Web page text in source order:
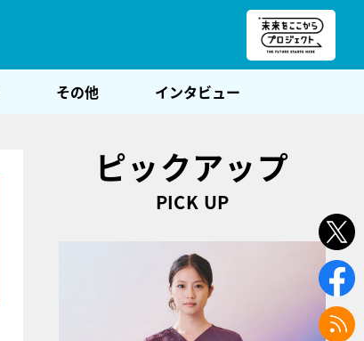
その他 インタビュー
ピックアップ
PICK UP